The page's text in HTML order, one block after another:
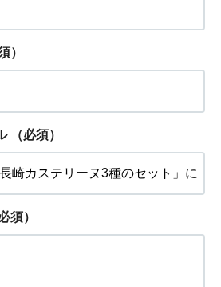
）
（必須）
須）